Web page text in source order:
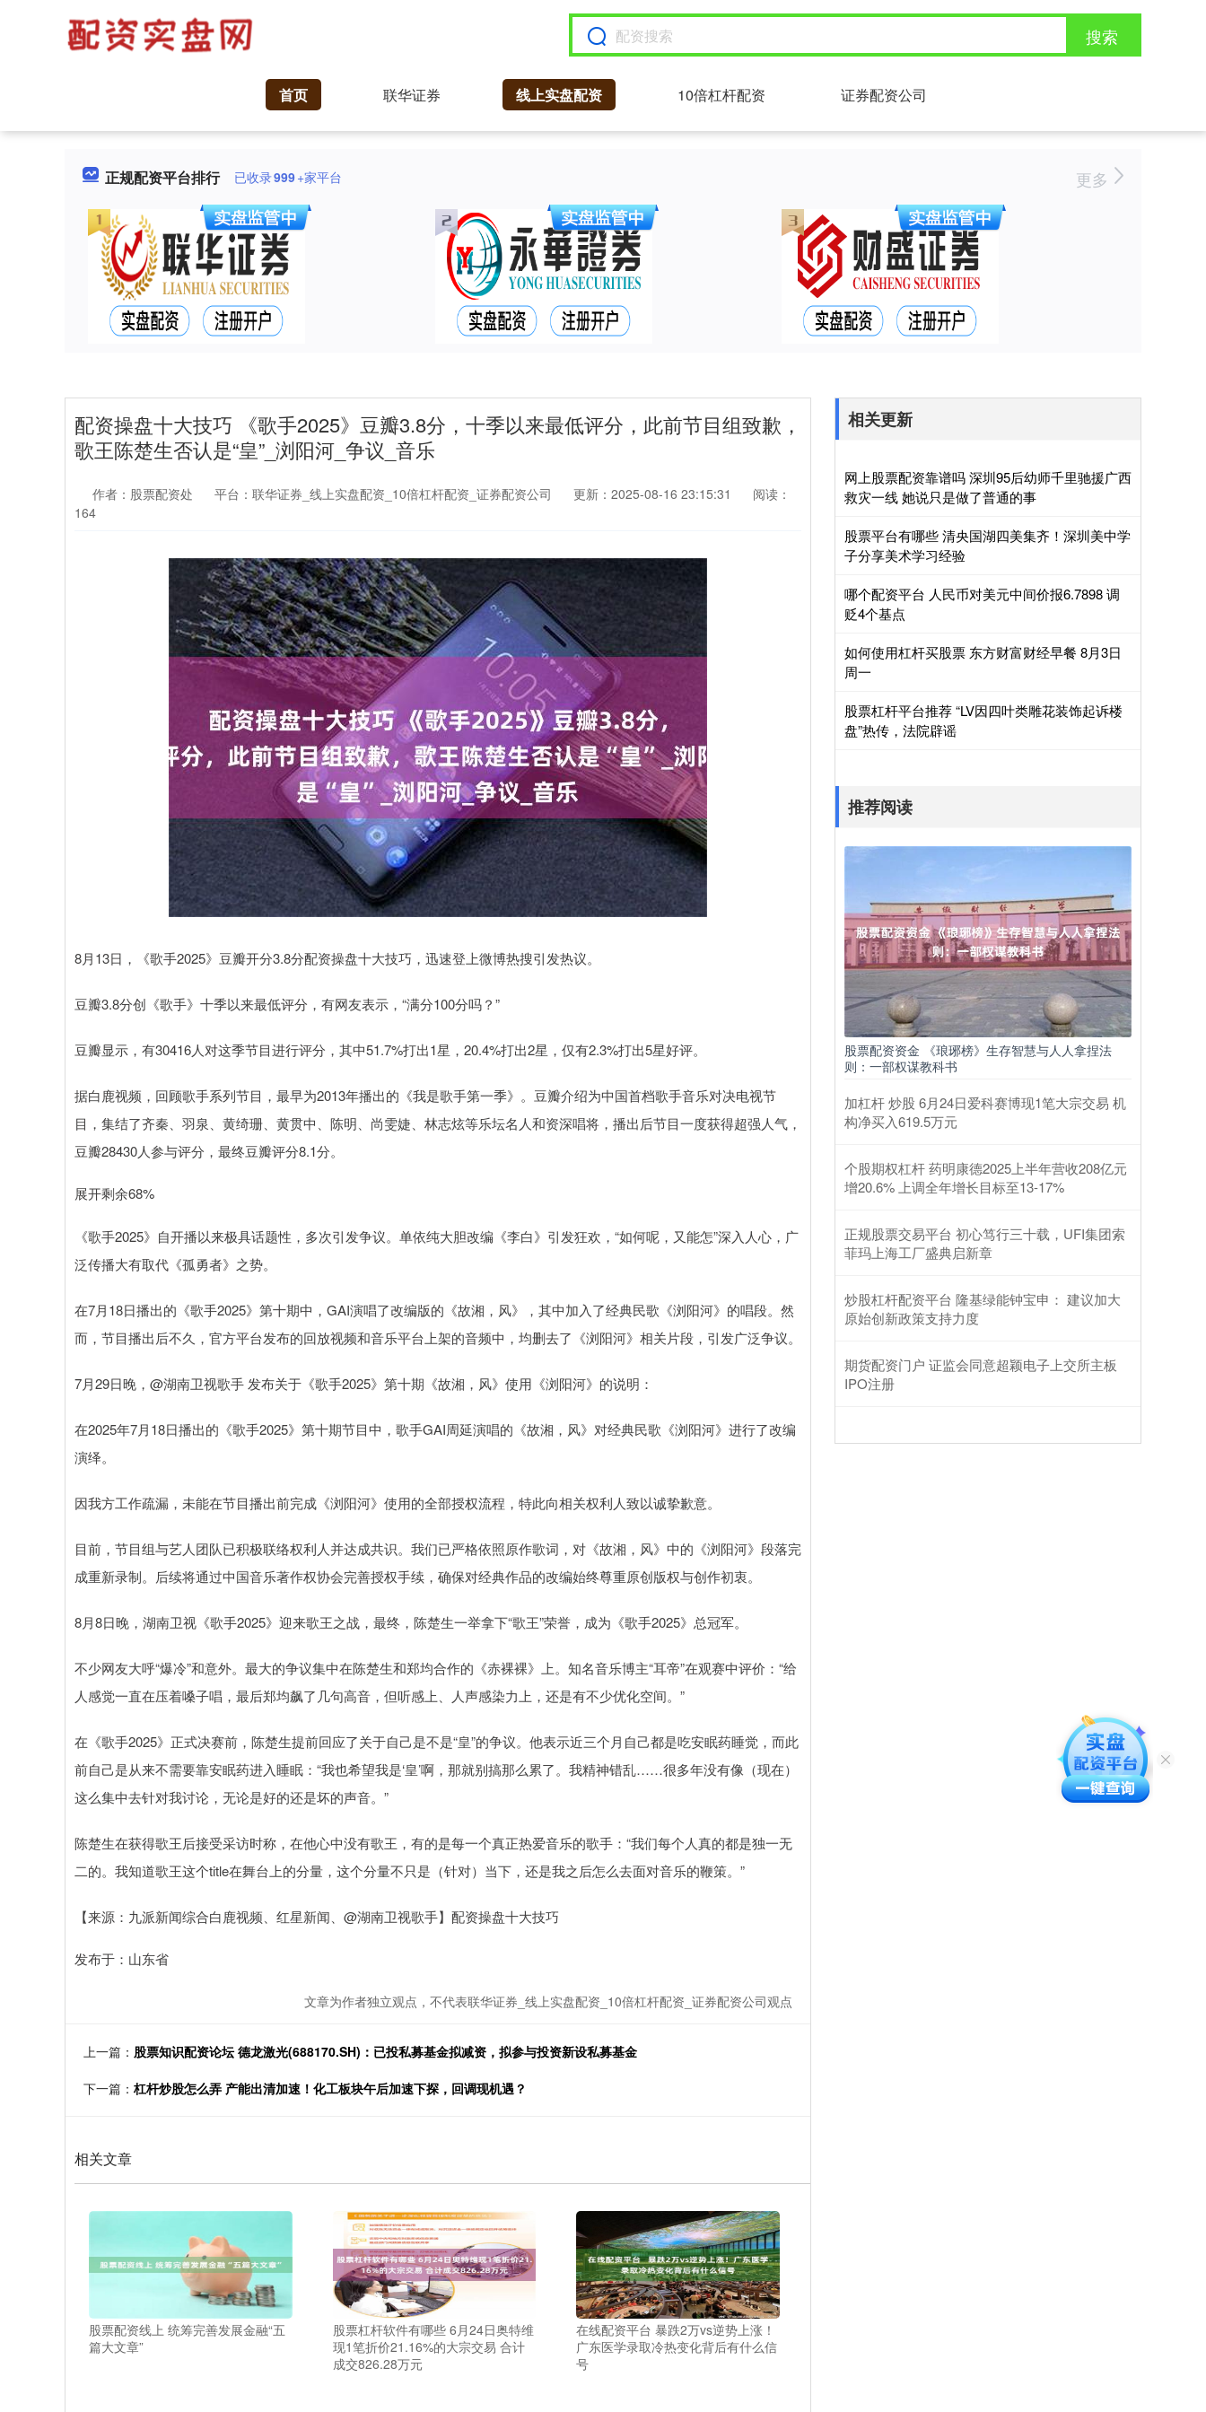
搜索
首页 联华证券 线上实盘配资 10倍杠杆配资 证券配资公司
正规配资平台排行 已收录999+家平台 更多
配资操盘十大技巧 《歌手2025》豆瓣3.8分，十季以来最低评分，此前节目组致歉，
歌王陈楚生否认是“皇”_浏阳河_争议_音乐
作者：股票配资处 平台：联华证券_线上实盘配资_10倍杠杆配资_证券配资公司 更新：2025-08-16 23:15:31
阅读：
164
8月13日，《歌手2025》豆瓣开分3.8分配资操盘十大技巧，迅速登上微博热搜引发热议。
豆瓣3.8分创《歌手》十季以来最低评分，有网友表示，“满分100分吗？”
豆瓣显示，有30416人对这季节目进行评分，其中51.7%打出1星，20.4%打出2星，仅有2.3%打出5星好评。
据白鹿视频，回顾歌手系列节目，最早为2013年播出的《我是歌手第一季》。豆瓣介绍为中国首档歌手音乐对决电视节
目，集结了齐秦、羽泉、黄绮珊、黄贯中、陈明、尚雯婕、林志炫等乐坛名人和资深唱将，播出后节目一度获得超强人气，
豆瓣28430人参与评分，最终豆瓣评分8.1分。
展开剩余68%
《歌手2025》自开播以来极具话题性，多次引发争议。单依纯大胆改编《李白》引发狂欢，“如何呢，又能怎”深入人心，广
泛传播大有取代《孤勇者》之势。
在7月18日播出的《歌手2025》第十期中，GAI演唱了改编版的《故湘，风》，其中加入了经典民歌《浏阳河》的唱段。然
而，节目播出后不久，官方平台发布的回放视频和音乐平台上架的音频中，均删去了《浏阳河》相关片段，引发广泛争议。
7月29日晚，@湖南卫视歌手 发布关于《歌手2025》第十期《故湘，风》使用《浏阳河》的说明：
在2025年7月18日播出的《歌手2025》第十期节目中，歌手GAI周延演唱的《故湘，风》对经典民歌《浏阳河》进行了改编
演绎。
因我方工作疏漏，未能在节目播出前完成《浏阳河》使用的全部授权流程，特此向相关权利人致以诚挚歉意。
目前，节目组与艺人团队已积极联络权利人并达成共识。我们已严格依照原作歌词，对《故湘，风》中的《浏阳河》段落完
成重新录制。后续将通过中国音乐著作权协会完善授权手续，确保对经典作品的改编始终尊重原创版权与创作初衷。
8月8日晚，湖南卫视《歌手2025》迎来歌王之战，最终，陈楚生一举拿下“歌王”荣誉，成为《歌手2025》总冠军。
不少网友大呼“爆冷”和意外。最大的争议集中在陈楚生和郑均合作的《赤裸裸》上。知名音乐博主“耳帝”在观赛中评价：“给
人感觉一直在压着嗓子唱，最后郑均飙了几句高音，但听感上、人声感染力上，还是有不少优化空间。”
在《歌手2025》正式决赛前，陈楚生提前回应了关于自己是不是“皇”的争议。他表示近三个月自己都是吃安眠药睡觉，而此
前自己是从来不需要靠安眠药进入睡眠：“我也希望我是‘皇’啊，那就别搞那么累了。我精神错乱……很多年没有像（现在）
这么集中去针对我讨论，无论是好的还是坏的声音。”
陈楚生在获得歌王后接受采访时称，在他心中没有歌王，有的是每一个真正热爱音乐的歌手：“我们每个人真的都是独一无
二的。我知道歌王这个title在舞台上的分量，这个分量不只是（针对）当下，还是我之后怎么去面对音乐的鞭策。”
【来源：九派新闻综合白鹿视频、红星新闻、@湖南卫视歌手】配资操盘十大技巧
发布于：山东省
文章为作者独立观点，不代表联华证券_线上实盘配资_10倍杠杆配资_证券配资公司观点
上一篇： 股票知识配资论坛 德龙激光(688170.SH)：已投私募基金拟减资，拟参与投资新设私募基金
下一篇： 杠杆炒股怎么弄 产能出清加速！化工板块午后加速下探，回调现机遇？
相关文章
股票配资线上 统筹完善发展金融“五
篇大文章”
股票杠杆软件有哪些 6月24日奥特维
现1笔折价21.16%的大宗交易 合计
成交826.28万元
在线配资平台 暴跌2万vs逆势上涨！
广东医学录取冷热变化背后有什么信
号
相关更新
网上股票配资靠谱吗 深圳95后幼师千里驰援广西
救灾一线 她说只是做了普通的事
股票平台有哪些 清央国湖四美集齐！深圳美中学
子分享美术学习经验
哪个配资平台 人民币对美元中间价报6.7898 调
贬4个基点
如何使用杠杆买股票 东方财富财经早餐 8月3日
周一
股票杠杆平台推荐 “LV因四叶类雕花装饰起诉楼
盘”热传，法院辟谣
推荐阅读
股票配资资金 《琅琊榜》生存智慧与人人拿捏法
则：一部权谋教科书
加杠杆 炒股 6月24日爱科赛博现1笔大宗交易 机
构净买入619.5万元
个股期权杠杆 药明康德2025上半年营收208亿元
增20.6% 上调全年增长目标至13-17%
正规股票交易平台 初心笃行三十载，UFI集团索
菲玛上海工厂盛典启新章
炒股杠杆配资平台 隆基绿能钟宝申： 建议加大
原始创新政策支持力度
期货配资门户 证监会同意超颖电子上交所主板
IPO注册